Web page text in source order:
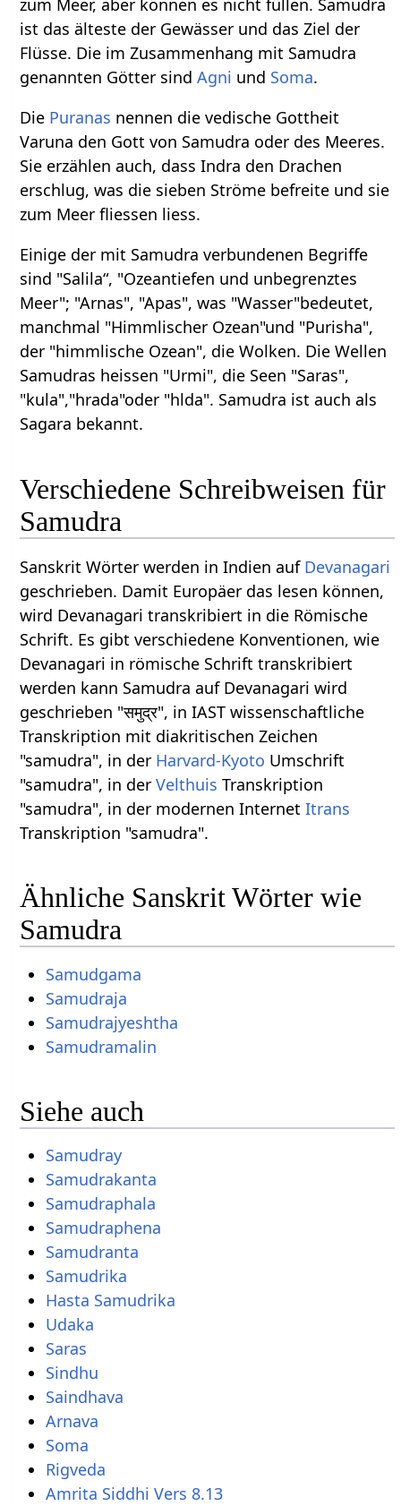
zum Meer, aber können es nicht füllen. Samudra
ist das älteste der Gewässer und das Ziel der
Flüsse. Die im Zusammenhang mit Samudra
genannten Götter sindAgni und Soma.
Die Puranas nennen die vedische Gottheit
Varuna den Gott von Samudra oder des Meeres.
Sie erzählen auch, dass Indra den Drachen
erschlug, was die sieben Ströme befreite und sie
zum Meer fliessen liess.
Einige der mit Samudra verbundenen Begriffe
sind "Salila“, "Ozeantiefen und unbegrenztes
Meer"; "Arnas", "Apas", was "Wasser"bedeutet,
manchmal "Himmlischer Ozean"und "Purisha",
der "himmlische Ozean", die Wolken. Die Wellen
Samudras heissen "Urmi", die Seen "Saras",
"kula","hrada"oder "hlda". Samudra ist auch als
Sagara bekannt.
Verschiedene Schreibweisen für
Samudra
Sanskrit Wörter werden in Indien auf Devanagari
geschrieben. Damit Europäer das lesen können,
wird Devanagari transkribiert in die Römische
Schrift. Es gibt verschiedene Konventionen, wie
Devanagari in römische Schrift transkribiert
werden kann Samudra auf Devanagari wird
geschrieben "समुद्र", in IAST wissenschaftliche
Transkription mit diakritischen Zeichen
"samudra", in der Harvard-Kyoto Umschrift
"samudra", in derVelthuis Transkription
"samudra", in der modernen InternetItrans
Transkription "samudra".
Ähnliche Sanskrit Wörter wie
Samudra
Samudgama
Samudraja
Samudrajyeshtha
Samudramalin
Siehe auch
Samudray
Samudrakanta
Samudraphala
Samudraphena
Samudranta
Samudrika
Hasta Samudrika
Udaka
Saras
Sindhu
Saindhava
Arnava
Soma
Rigveda
Amrita Siddhi Vers 8.13